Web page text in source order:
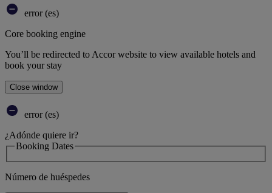
error (es)
Core booking engine
You’ll be redirected to Accor website to view available hotels and
book your stay
Close window
error (es)
¿Adónde quiere ir?
Booking Dates
Número de huéspedes